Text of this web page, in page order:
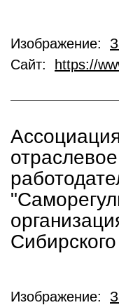
Изображение:
Сайт:
https://
Изображение: